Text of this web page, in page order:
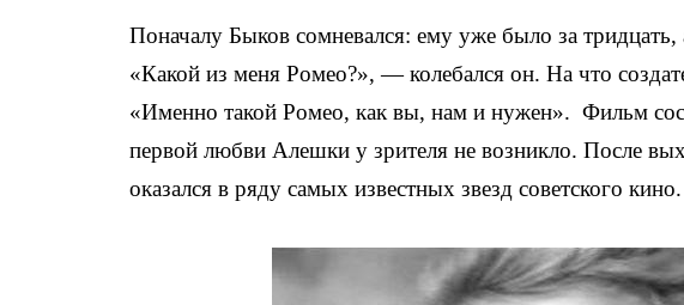
Поначалу Быков сомневался: ему уже было за тридцать,
«Какой из меня Ромео?», — колебался он. На что
«Именно такой Ромео, как вы, нам и нужен». Фильм
первой любви Алешки у зрителя не возникло. После
оказался в ряду самых известных звезд советского кино.